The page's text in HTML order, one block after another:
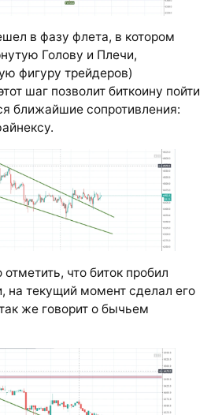
в фазу флета, в котором
Голову и Плечи,
фигуру трейдеров)
шаг позволит биткоину пойти
ближайшие сопротивления:
что биток пробил
на текущий момент сделал его
же говорит о бычьем